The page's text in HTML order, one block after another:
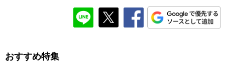
おすすめ特集